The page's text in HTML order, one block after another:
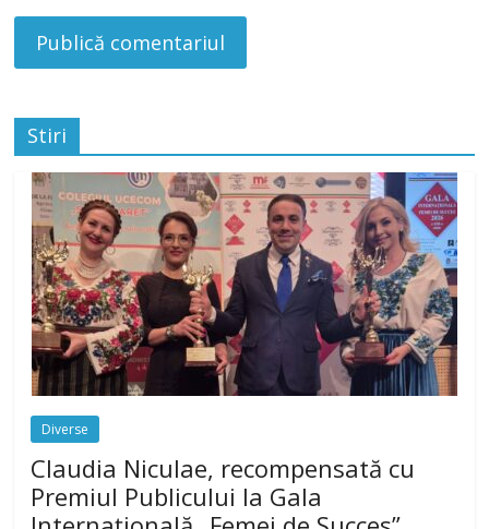
Stiri
Diverse
Claudia Niculae, recompensată cu
Premiul Publicului la Gala